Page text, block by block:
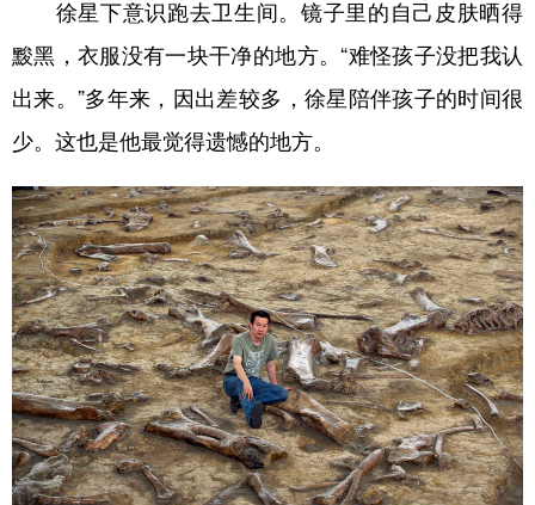
徐星下意识跑去卫生间。镜子里的自己皮肤晒得
黢黑，衣服没有一块干净的地方。“难怪孩子没把我认
出来。”多年来，因出差较多，徐星陪伴孩子的时间很
少。这也是他最觉得遗憾的地方。